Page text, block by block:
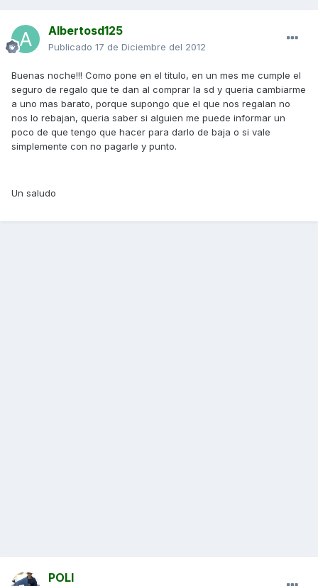
Albertosd125
Publicado 17 de Diciembre del 2012
Buenas noche!!! Como pone en el titulo, en un mes me cumple el
seguro de regalo que te dan al comprar la sd y queria cambiarme
a uno mas barato, porque supongo que el que nos regalan no
nos lo rebajan, queria saber si alguien me puede informar un
poco de que tengo que hacer para darlo de baja o si vale
simplemente con no pagarle y punto.
Un saludo
POLI